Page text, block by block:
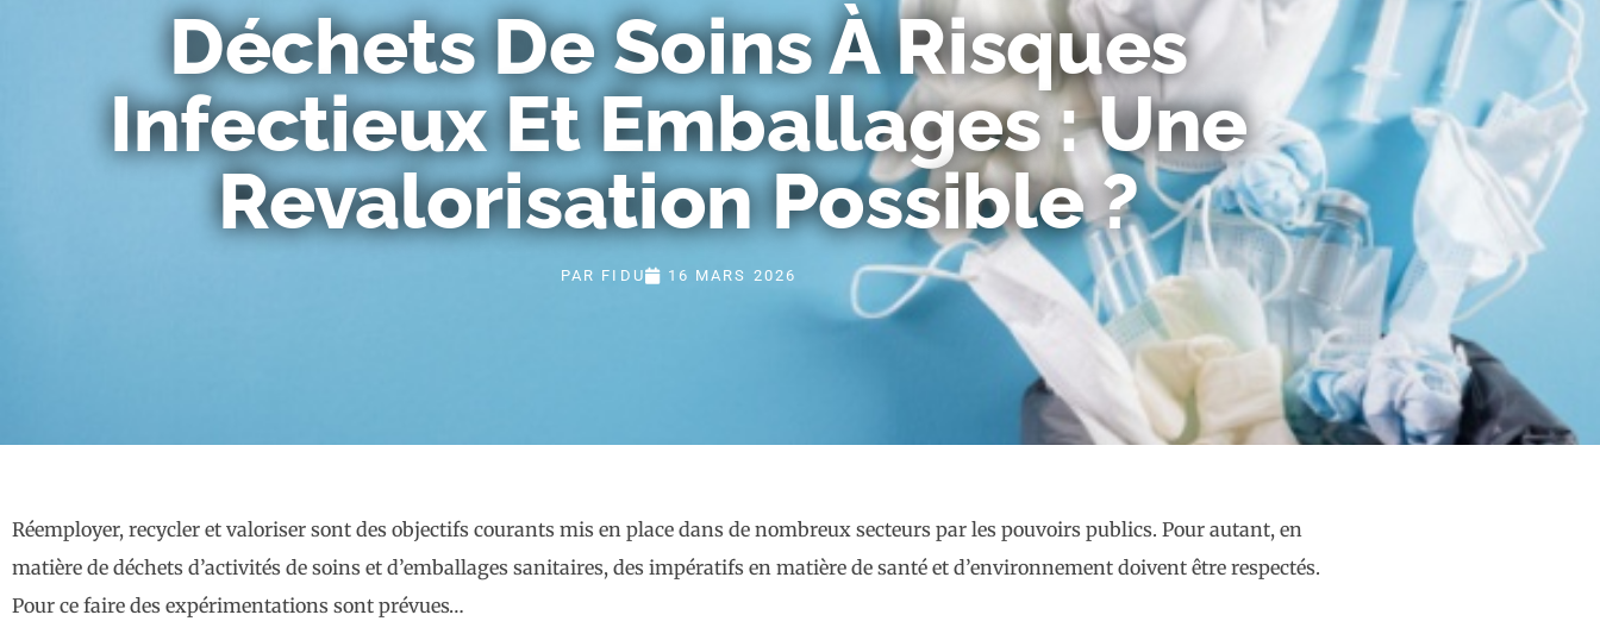
Déchets De Soins À Risques
Infectieux Et Emballages : Une
Revalorisation Possible ?
PAR FIDU 16 MARS 2026
Réemployer, recycler et valoriser sont des objectifs courants mis en place dans de nombreux secteurs par les pouvoirs publics. Pour autant, en
matière de déchets d’activités de soins et d’emballages sanitaires, des impératifs en matière de santé et d’environnement doivent être respectés.
Pour ce faire des expérimentations sont prévues…